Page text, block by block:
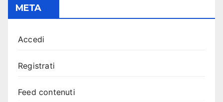
META
Accedi
Registrati
Feed contenuti